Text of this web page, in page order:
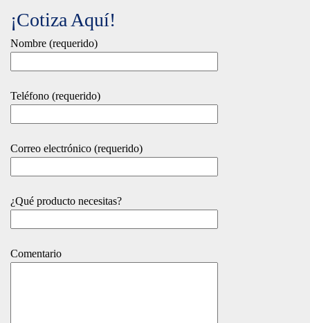
¡Cotiza Aquí!
Nombre (requerido)
Teléfono (requerido)
Correo electrónico (requerido)
¿Qué producto necesitas?
Comentario